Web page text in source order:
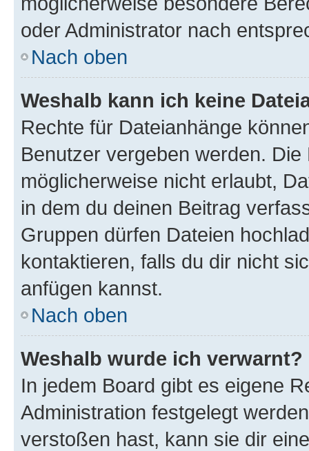
oder Administrator nach
Nach oben
Weshalb kann ich keine
Rechte für Dateianhänge
Benutzer vergeben werden.
möglicherweise nicht erlaubt,
in dem du deinen Beitrag
Gruppen dürfen Dateien
kontaktieren, falls du dir nicht
anfügen kannst.
Nach oben
Weshalb wurde ich verwarnt?
In jedem Board gibt es eigene
Administration festgelegt
verstoßen hast, kann sie dir